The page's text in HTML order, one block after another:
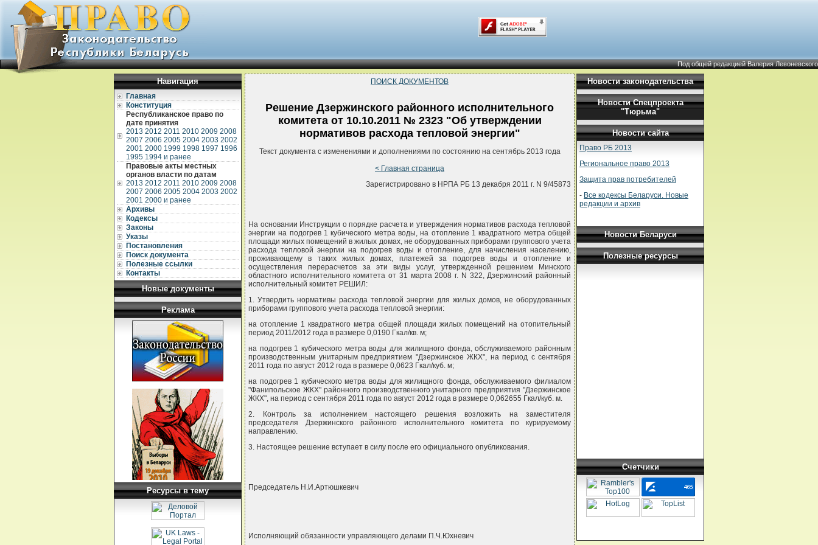
Под общей редакцией Валерия Левоневского
Навигация
Главная
Конституция
Республиканское право по
дате принятия
2013 2012 2011 2010 2009 2008
2007 2006 2005 2004 2003 2002
2001 2000 1999 1998 1997 1996
1995 1994 и ранее
Правовые акты местных
органов власти по датам
2013 2012 2011 2010 2009 2008
2007 2006 2005 2004 2003 2002
2001 2000 и ранее
Архивы
Кодексы
Законы
Указы
Постановления
Поиск документа
Полезные ссылки
Контакты
Новые документы
Реклама
Ресурсы в тему
ПОИСК ДОКУМЕНТОВ
Решение Дзержинского районного исполнительного
комитета от 10.10.2011 № 2323 "Об утверждении
нормативов расхода тепловой энергии"
Текст документа с изменениями и дополнениями по состоянию на сентябрь 2013 года
< Главная страница
Зарегистрировано в НРПА РБ 13 декабря 2011 г. N 9/45873
На основании Инструкции о порядке расчета и утверждения нормативов расхода тепловой
энергии на подогрев 1 кубического метра воды, на отопление 1 квадратного метра общей
площади жилых помещений в жилых домах, не оборудованных приборами группового учета
расхода тепловой энергии на подогрев воды и отопление, для начисления населению,
проживающему в таких жилых домах, платежей за подогрев воды и отопление и
осуществления перерасчетов за эти виды услуг, утвержденной решением Минского
областного исполнительного комитета от 31 марта 2008 г. N 322, Дзержинский районный
исполнительный комитет РЕШИЛ:
1. Утвердить нормативы расхода тепловой энергии для жилых домов, не оборудованных
приборами группового учета расхода тепловой энергии:
на отопление 1 квадратного метра общей площади жилых помещений на отопительный
период 2011/2012 года в размере 0,0190 Гкал/кв. м;
на подогрев 1 кубического метра воды для жилищного фонда, обслуживаемого районным
производственным унитарным предприятием "Дзержинское ЖКХ", на период с сентября
2011 года по август 2012 года в размере 0,0623 Гкал/куб. м;
на подогрев 1 кубического метра воды для жилищного фонда, обслуживаемого филиалом
"Фанипольское ЖКХ" районного производственного унитарного предприятия "Дзержинское
ЖКХ", на период с сентября 2011 года по август 2012 года в размере 0,062655 Гкал/куб. м.
2. Контроль за исполнением настоящего решения возложить на заместителя
председателя Дзержинского районного исполнительного комитета по курируемому
направлению.
3. Настоящее решение вступает в силу после его официального опубликования.
Председатель Н.И.Артюшкевич
Исполняющий обязанности управляющего делами П.Ч.Юхневич
Новости законодательства
Новости Спецпроекта
"Тюрьма"
Новости сайта
Право РБ 2013
Региональное право 2013
Защита прав потребителей
- Все кодексы Беларуси. Новые
редакции и архив
Новости Беларуси
Полезные ресурсы
Счетчики